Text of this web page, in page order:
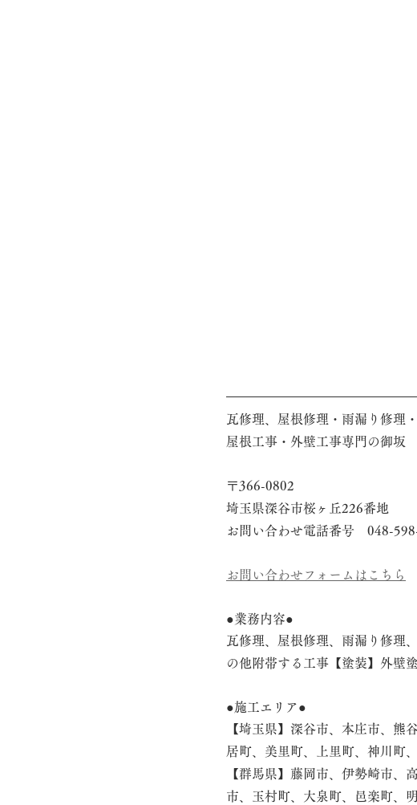
瓦修理、屋根修理・雨漏り修理
屋根工事・外壁工事専門の御坂
〒366-0802
埼玉県深谷市桜ヶ丘226番地
お問い合わせ電話番号　048-
お問い合わせフォームはこちら
●業務内容●
瓦修理、屋根修理、雨漏り修理
の他附帯する工事【塗装】外壁
●施工エリア●
【埼玉県】深谷市、本庄市、熊
居町、美里町、上里町、神川町
【群馬県】藤岡市、伊勢崎市、
市、玉村町、大泉町、邑楽町、